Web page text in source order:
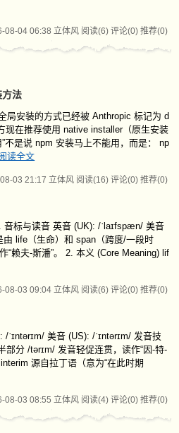
08-04 06:38 立体风 阅读(6) 评论(0) 推荐(0)
法
局安装的方式已经被 Anthropic 标记为 d
现在推荐使用 native installer（原生安装
不是说 npm 安装马上不能用，而是： np
读全文
03 21:17 立体风 阅读(16) 评论(0) 推荐(0)
标与读音 英音 (UK): /ˈlaɪfspæn/ 美音
life（生命）和 span（跨度/一段时
“赖夫-斯潘”。 2. 本义 (Core Meaning) lif
08-03 09:04 立体风 阅读(6) 评论(0) 推荐(0)
美音 (US): /ˈɪntərɪm/ 发音技
部分 /tərɪm/ 发音轻促连贯，读作“因-特-
源自拉丁语（意为“在此时期
08-03 08:55 立体风 阅读(4) 评论(0) 推荐(0)